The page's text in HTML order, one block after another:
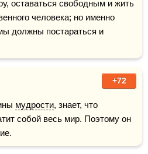
оставаться свободным и жить
человека; но именно
должны постараться и
+72
мудрости, знает, что
собой весь мир. Поэтому он